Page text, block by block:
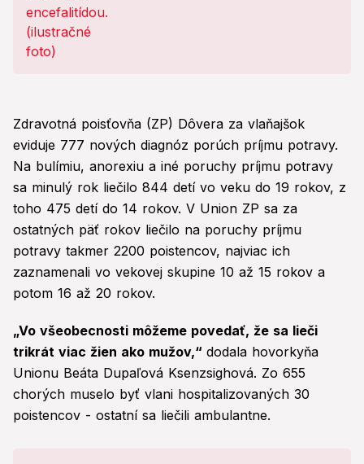
Zdravotná poisťovňa (ZP) Dôvera za vlaňajšok
eviduje 777 nových diagnóz porúch príjmu potravy.
Na bulímiu, anorexiu a iné poruchy príjmu potravy
sa minulý rok liečilo 844 detí vo veku do 19 rokov, z
toho 475 detí do 14 rokov. V Union ZP sa za
ostatných päť rokov liečilo na poruchy príjmu
potravy takmer 2200 poistencov, najviac ich
zaznamenali vo vekovej skupine 10 až 15 rokov a
potom 16 až 20 rokov.
„Vo všeobecnosti môžeme povedať, že sa lieči
trikrát viac žien ako mužov,“ dodala hovorkyňa
Unionu Beáta Dupaľová Ksenzsighová. Zo 655
chorých muselo byť vlani hospitalizovaných 30
poistencov - ostatní sa liečili ambulantne.